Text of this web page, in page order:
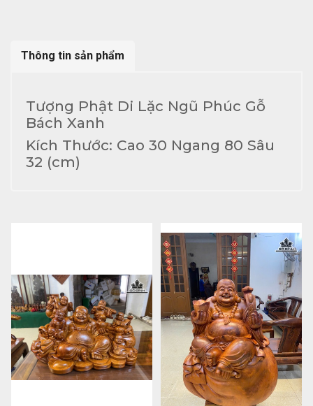
Thông tin sản phẩm
Tượng Phật Di Lặc Ngũ Phúc Gỗ
Bách Xanh
Kích Thước: Cao 30 Ngang 80 Sâu
32 (cm)